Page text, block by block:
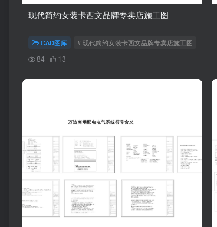
现代简约女装卡西文品牌专卖店施工图
CAD图库 # 现代简约女装卡西文品牌专卖店施工图
84 13